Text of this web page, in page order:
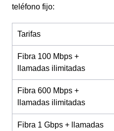
teléfono fijo:
Tarifas
Fibra 100 Mbps +
llamadas ilimitadas
Fibra 600 Mbps +
llamadas ilimitadas
Fibra 1 Gbps + llamadas